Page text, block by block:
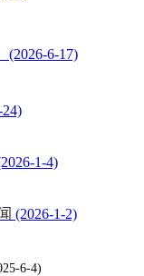
(2026-6-17)
24)
1-4)
(2026-1-2)
6-4)